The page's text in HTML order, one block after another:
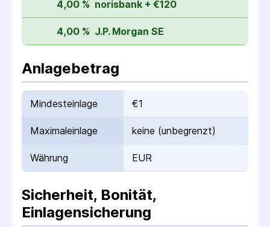
4,00 % norisbank + €120
4,00 % J.P. Morgan SE
Anlagebetrag
Mindesteinlage €1
Maximaleinlage keine (unbegrenzt)
Währung EUR
Sicherheit, Bonität,
Einlagensicherung